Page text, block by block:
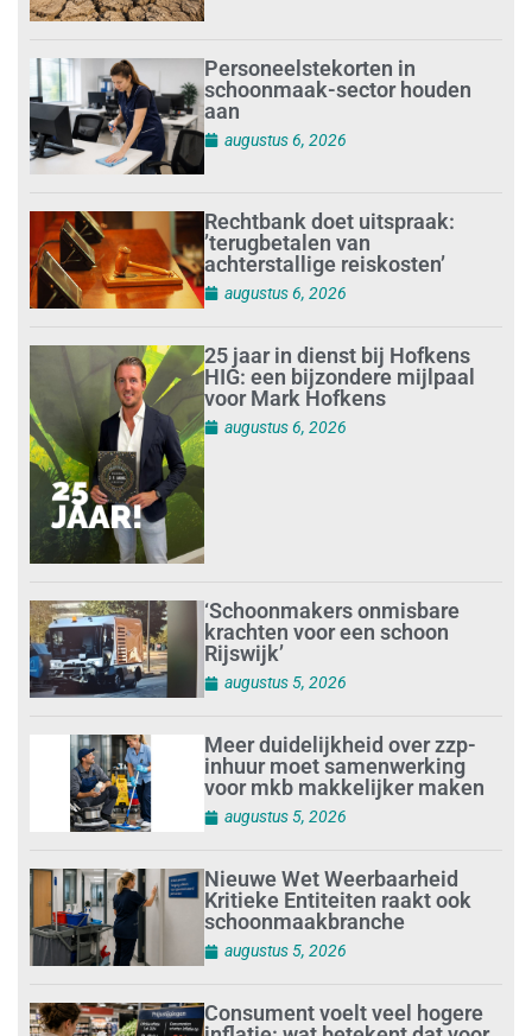
Personeelstekorten in
schoonmaak-sector houden
aan
augustus 6, 2026
Rechtbank doet uitspraak:
’terugbetalen van
achterstallige reiskosten’
augustus 6, 2026
25 jaar in dienst bij Hofkens
HIG: een bijzondere mijlpaal
voor Mark Hofkens
augustus 6, 2026
‘Schoonmakers onmisbare
krachten voor een schoon
Rijswijk’
augustus 5, 2026
Meer duidelijkheid over zzp-
inhuur moet samenwerking
voor mkb makkelijker maken
augustus 5, 2026
Nieuwe Wet Weerbaarheid
Kritieke Entiteiten raakt ook
schoonmaakbranche
augustus 5, 2026
Consument voelt veel hogere